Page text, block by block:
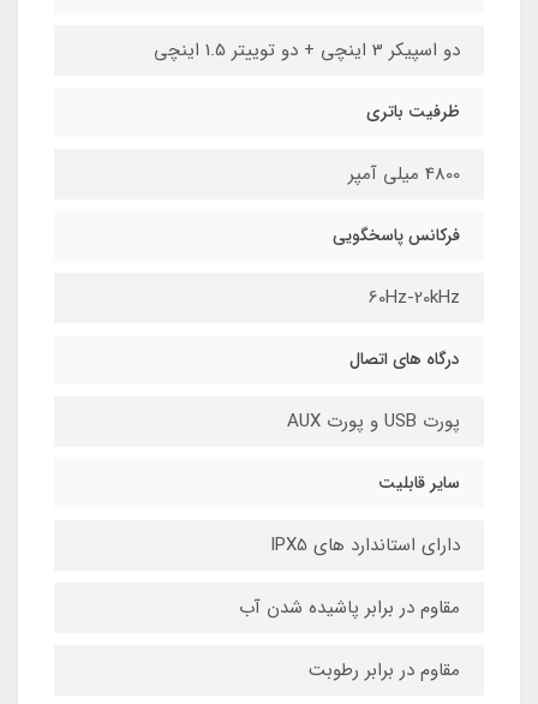
دو اسپیکر 3 اینچی + دو توییتر 1.5 اینچی
ظرفیت باتری
4800 میلی آمپر
فرکانس پاسخگویی
60Hz-20kHz
درگاه های اتصال
پورت USB و پورت AUX
سایر قابلیت
دارای استاندارد های IPX5
مقاوم در برابر پاشیده شدن آب
مقاوم در برابر رطوبت